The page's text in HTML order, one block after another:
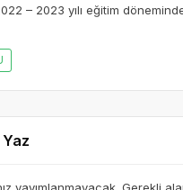
– 2023 yılı eğitim